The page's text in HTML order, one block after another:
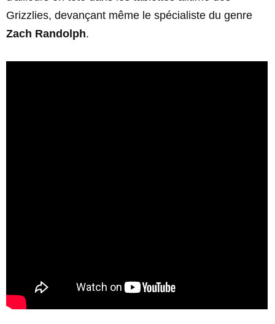
Grizzlies, devançant même le spécialiste du genre
Zach Randolph.